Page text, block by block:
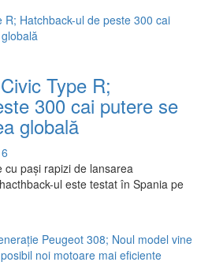
Type R;
300 cai putere se
globală
cu paşi rapizi de lansarea
ul este testat în Spania pe